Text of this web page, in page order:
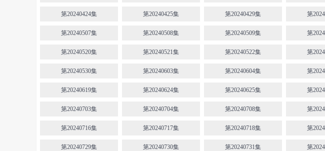
第20240424集 第20240425集 第20240429集 第
第20240507集 第20240508集 第20240509集 第
第20240520集 第20240521集 第20240522集 第
第20240530集 第20240603集 第20240604集 第
第20240619集 第20240624集 第20240625集 第
第20240703集 第20240704集 第20240708集 第
第20240716集 第20240717集 第20240718集 第
第20240729集 第20240730集 第20240731集 第